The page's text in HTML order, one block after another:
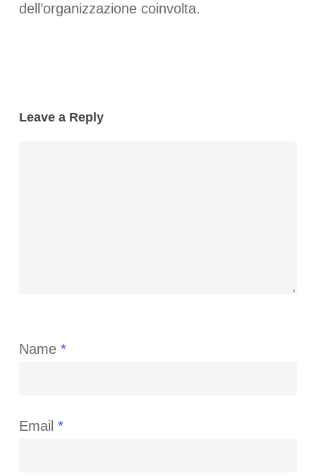
dell’organizzazione coinvolta.
Leave a Reply
Name *
Email *